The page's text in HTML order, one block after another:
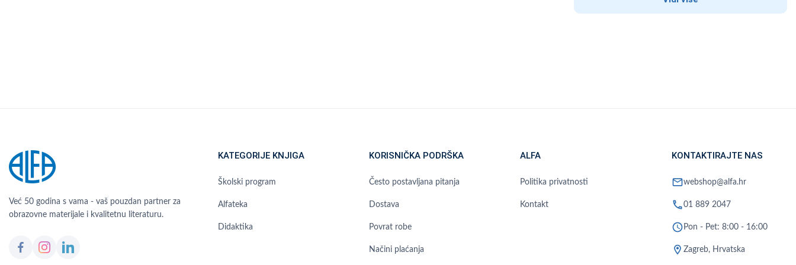
Već 50 godina s vama - vaš pouzdan partner za
obrazovne materijale i kvalitetnu literaturu.
KATEGORIJE KNJIGA
Školski program
Alfateka
Didaktika
KORISNIČKA PODRŠKA
Često postavljana pitanja
Dostava
Povrat robe
Načini plaćanja
ALFA
Politika privatnosti
Kontakt
KONTAKTIRAJTE NAS
mailwebshop@alfa.hr
phone01 889 2047
schedule Pon - Pet: 8:00 - 16:00
location_on Zagreb, Hrvatska